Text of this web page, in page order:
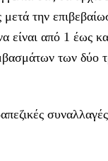
μετά την
είναι από 1 έως
των δύο